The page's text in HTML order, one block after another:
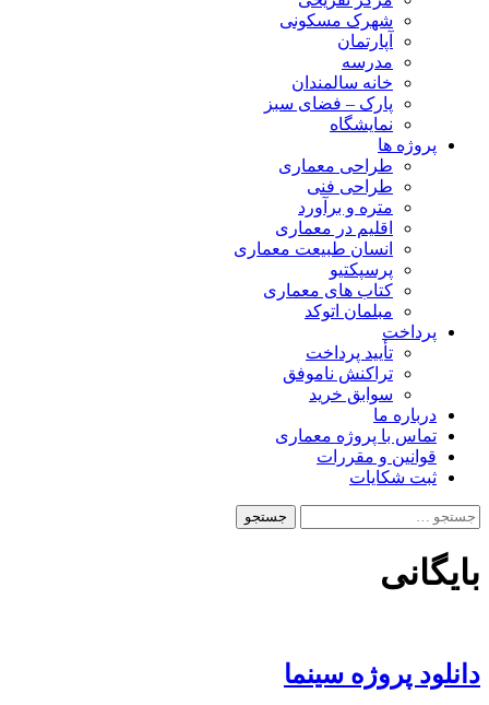
شهرک مسکونی
آپارتمان
مدرسه
خانه سالمندان
پارک – فضای سبز
نمایشگاه
پروژه ها
طراحی معماری
طراحی فنی
متره و برآورد
اقلیم در معماری
انسان طبیعت معماری
پرسپکتیو
کتاب های معماری
مبلمان اتوکد
پرداخت
تأیید پرداخت
تراکنش ناموفق
سوابق خرید
درباره ما
تماس با پروژه معماری
قوانین و مقررات
ثبت شکایات
جستجو
برای:
بایگانی
دانلود پروژه سینما